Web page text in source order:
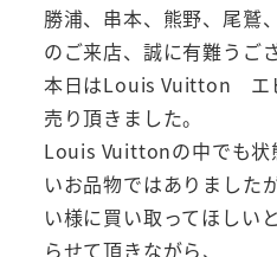
勝浦、串本、熊野、尾鷲
のご来店、誠に有難うご
本日はLouis Vuitton エ
売り頂きました。
Louis Vuittonの中でも状
いお品物ではありました
い様に買い取ってほしい
らせて頂きながら、